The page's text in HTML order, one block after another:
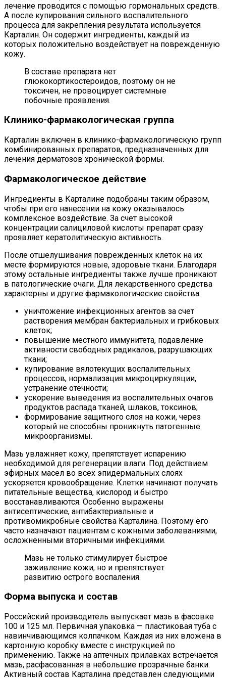
лечение проводится с помощью гормональных средств.
А после купирования сильного воспалительного
процесса для закрепления результата используется
Карталин. Он содержит ингредиенты, каждый из
которых положительно воздействует на поврежденную
кожу.
В составе препарата нет
глюкокортикостероидов, поэтому он не
токсичен, не провоцирует системные
побочные проявления.
Клинико-фармакологическая группа
Карталин включен в клинико-фармакологическую групп
комбинированных препаратов, предназначенных для
лечения дерматозов хронической формы.
Фармакологическое действие
Ингредиенты в Карталине подобраны таким образом,
чтобы при его нанесении на кожу оказывалось
комплексное воздействие. За счет высокой
концентрации салициловой кислоты препарат сразу
проявляет кератолитическую активность.
После отшелушивания поврежденных клеток на их
месте формируются новые, здоровые ткани. Благодаря
этому остальные ингредиенты также лучше проникают
в патологические очаги. Для лекарственного средства
характерны и другие фармакологические свойства:
уничтожение инфекционных агентов за счет
растворения мембран бактериальных и грибковых
клеток;
повышение местного иммунитета, подавление
активности свободных радикалов, разрушающих
ткани;
купирование вялотекущих воспалительных
процессов, нормализация микроциркуляции,
устранение отечности;
ускорение выведения из воспалительных очагов
продуктов распада тканей, шлаков, токсинов;
формирование защитного слоя на кожи, через
который не способны проникнуть патогенные
микроорганизмы.
Мазь увлажняет кожу, препятствует испарению
необходимой для регенерации влаги. Под действием
эфирных масел во всех эпидермальных слоях
ускоряется кровообращение. Клетки начинают получать
питательные вещества, кислород и быстро
восстанавливаются. Особенно выражены
антисептические, антибактериальные и
противомикробные свойства Карталина. Поэтому его
часто назначают пациентам с кожными заболеваниями,
осложненными вторичными инфекциями.
Мазь не только стимулирует быстрое
заживление кожи, но и препятствует
развитию острого воспаления.
Форма выпуска и состав
Российский производитель выпускает мазь в фасовке
100 и 125 мл. Первичная упаковка — пластиковая туба с
навинчивающимся колпачком. Каждая из них вложена в
картонную коробку вместе с инструкцией по
применению. Также на аптечных прилавках встречается
мазь, расфасованная в небольшие прозрачные банки.
Активный состав Карталина представлен следующими